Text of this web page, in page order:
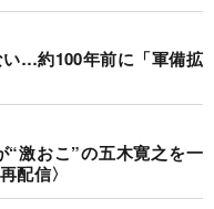
…約100年前に「軍備拡
“激おこ”の五木寛之を一
配信〉